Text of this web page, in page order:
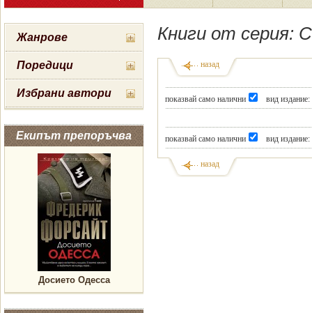
Жанрове
Поредици
Избрани автори
Екипът препоръчва
Досието Одесса
Книги от серия:
показвай само налични вид издание:
показвай само налични вид издание:
назад
назад